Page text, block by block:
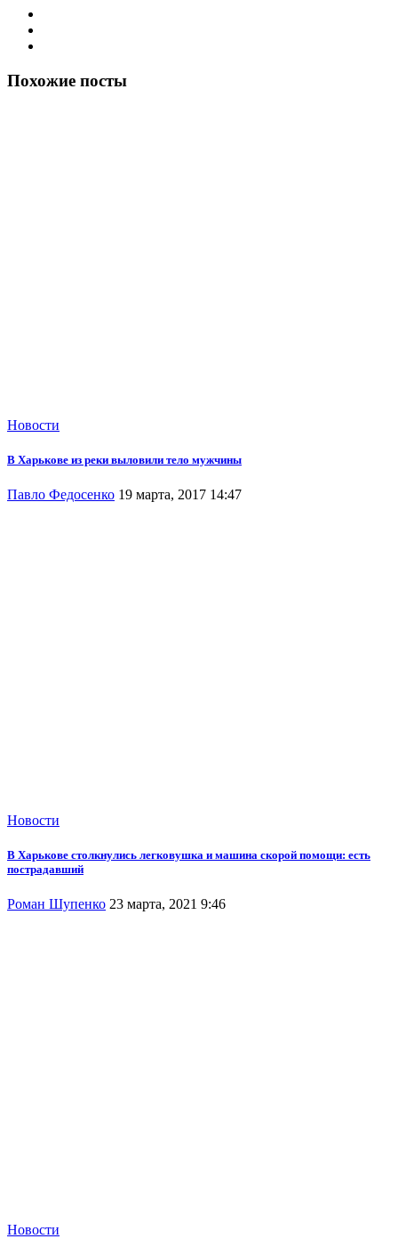
Похожие посты
Новости
В Харькове из реки выловили тело мужчины
Павло Федосенко 19 марта, 2017 14:47
Новости
В Харькове столкнулись легковушка и машина скорой помощи: есть
пострадавший
Роман Шупенко 23 марта, 2021 9:46
Новости